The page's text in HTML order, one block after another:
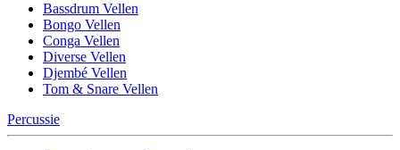
Bassdrum Vellen
Bongo Vellen
Conga Vellen
Diverse Vellen
Djembé Vellen
Tom & Snare Vellen
Percussie